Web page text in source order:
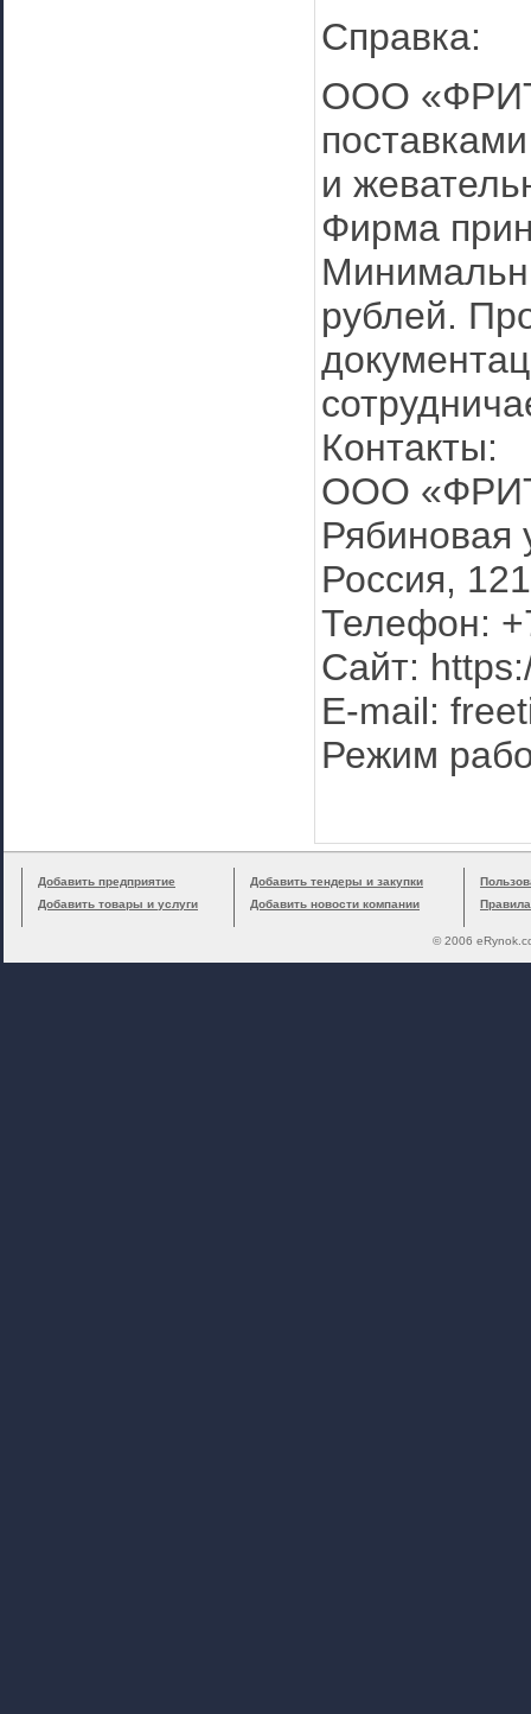
Справка:
ООО
и
Фирма
рублей.
Контакты:
ООО
Рябиновая
Россия,
Телефон:
Сайт:
E-mail:
Режим
Добавить предприятие
Добавить товары и услуги
Добавить тендеры и закупки
Добавить новости компании
© 2006